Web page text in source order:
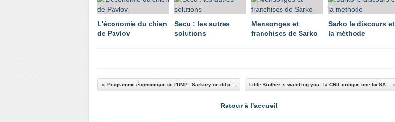
L'économie du chien
de Pavlov
Secu : les autres
solutions
Mensonges et
franchises de Sarko
Sarko le discours et
la méthode
Little Brother is watching you : la CNIL critique une loi SARKOZY
Retour à l'accueil